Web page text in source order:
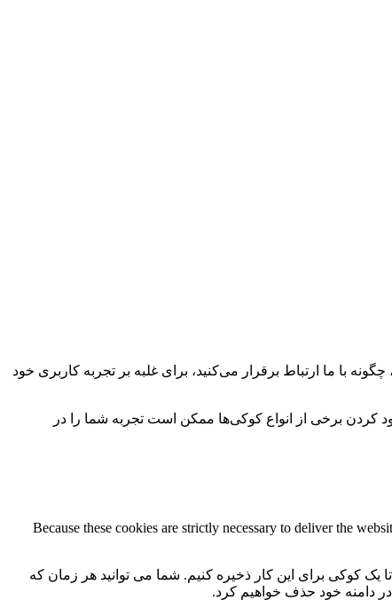
با ما ارتباط برقرار می‌کنید، برای غلبه بر تجربه کاربری خود
کردن برخی از انواع کوکی‌ها ممکن است تجربه شما را در
Because these cookies are strictly necessary to deliver the
تا یک کوکی برای این کار ذخیره کنیم. شما می توانید هر زمان که
در دامنه خود حذف خواهیم کرد.